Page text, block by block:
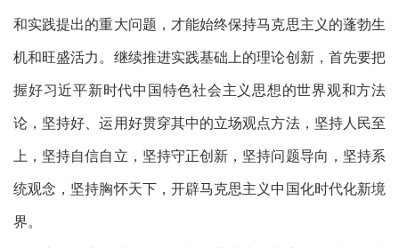
和实践提出的重大问题，才能始终保持马克思主义的蓬勃生
机和旺盛活力。继续推进实践基础上的理论创新，首先要把
握好习近平新时代中国特色社会主义思想的世界观和方法
论，坚持好、运用好贯穿其中的立场观点方法，坚持人民至
上，坚持自信自立，坚持守正创新，坚持问题导向，坚持系
统观念，坚持胸怀天下，开辟马克思主义中国化时代化新境
界。